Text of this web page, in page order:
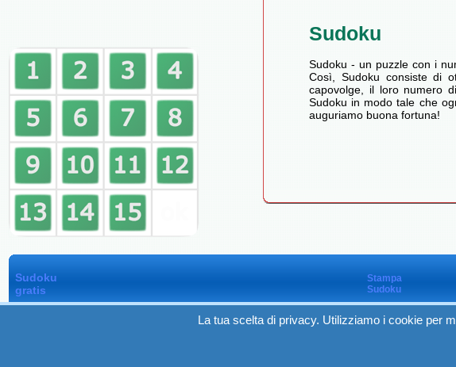
Sudoku
Sudoku - un puzzle con i
Così, Sudoku consiste di
capovolge, il loro numero
Sudoku in modo tale che
auguriamo buona fortuna!
Sudoku
gratis
Stampa
Sudoku
La tua scelta di privacy. Utilizziamo i cookie per